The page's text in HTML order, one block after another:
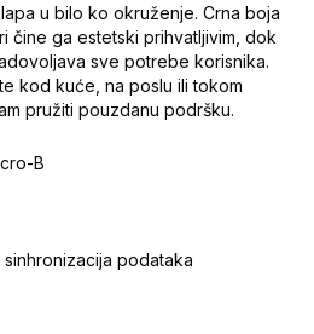
u bilo ko okruženje. Crna boja
čine ga estetski prihvatljivim, dok
sve potrebe korisnika.
kod kuće, na poslu ili tokom
pružiti pouzdanu podršku.
B
podataka